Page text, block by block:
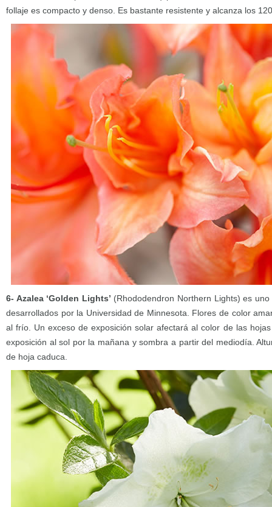
follaje es compacto y denso. Es bastante resistente y alcanza los
6- Azalea ‘Golden Lights’ (Rhododendron Northern Lights) es
desarrollados por la Universidad de Minnesota. Flores de color
al frío. Un exceso de exposición solar afectará al color de las
exposición al sol por la mañana y sombra a partir del mediodía.
de hoja caduca.